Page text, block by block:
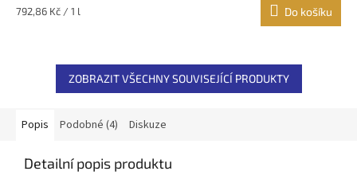
Měrná
792,86 Kč / 1 l Do košíku
ZOBRAZIT VŠECHNY SOUVISEJÍCÍ PRODUKTY
Popis Podobné (4) Diskuze
Detailní popis produktu